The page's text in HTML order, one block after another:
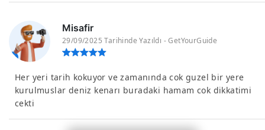
Misafir
29/09/2025 Tarihinde Yazıldı - GetYourGuide
Her yeri tarih kokuyor ve zamanında cok guzel bir yere
kurulmuslar deniz kenarı buradaki hamam cok dikkatimi
cekti